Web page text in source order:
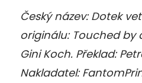
Český název: Dotek
originálu: Touched by
Gini Koch. Překlad:
Nakladatel: